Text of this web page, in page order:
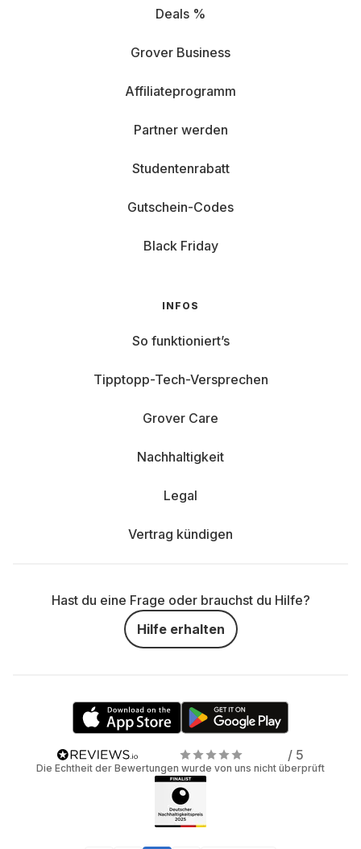
Deals %
Grover Business
Affiliateprogramm
Partner werden
Studentenrabatt
Gutschein-Codes
Black Friday
INFOS
So funktioniert’s
Tipptopp-Tech-Versprechen
Grover Care
Nachhaltigkeit
Legal
Vertrag kündigen
Hast du eine Frage oder brauchst du Hilfe?
Hilfe erhalten
/ 5
Die Echtheit der Bewertungen wurde von uns nicht überprüft